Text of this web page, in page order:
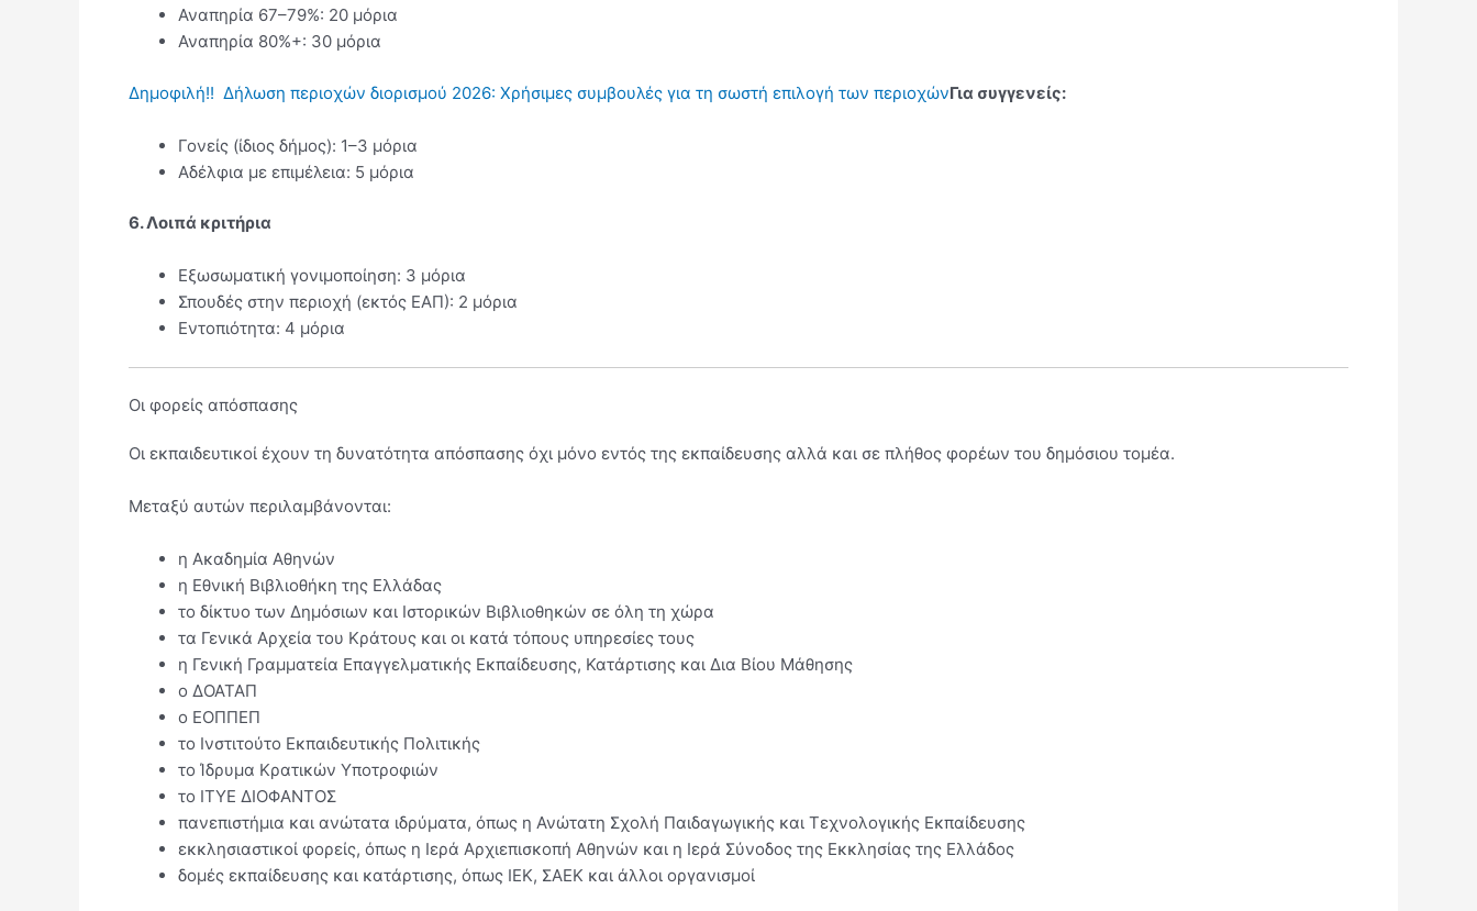
Αναπηρία 67–79%: 20 μόρια
Αναπηρία 80%+: 30 μόρια
Δημοφιλή!! Δήλωση περιοχών διορισμού 2026: Χρήσιμες συμβουλές για τη σωστή επιλογή των περιοχώνΓια συγγενείς:
Γονείς (ίδιος δήμος): 1–3 μόρια
Αδέλφια με επιμέλεια: 5 μόρια
6. Λοιπά κριτήρια
Εξωσωματική γονιμοποίηση: 3 μόρια
Σπουδές στην περιοχή (εκτός ΕΑΠ): 2 μόρια
Εντοπιότητα: 4 μόρια
Οι φορείς απόσπασης
Οι εκπαιδευτικοί έχουν τη δυνατότητα απόσπασης όχι μόνο εντός της εκπαίδευσης αλλά και σε πλήθος φορέων του δημόσιου τομέα.
Μεταξύ αυτών περιλαμβάνονται:
η Ακαδημία Αθηνών
η Εθνική Βιβλιοθήκη της Ελλάδας
το δίκτυο των Δημόσιων και Ιστορικών Βιβλιοθηκών σε όλη τη χώρα
τα Γενικά Αρχεία του Κράτους και οι κατά τόπους υπηρεσίες τους
η Γενική Γραμματεία Επαγγελματικής Εκπαίδευσης, Κατάρτισης και Δια Βίου Μάθησης
ο ΔΟΑΤΑΠ
ο ΕΟΠΠΕΠ
το Ινστιτούτο Εκπαιδευτικής Πολιτικής
το Ίδρυμα Κρατικών Υποτροφιών
το ΙΤΥΕ ΔΙΟΦΑΝΤΟΣ
πανεπιστήμια και ανώτατα ιδρύματα, όπως η Ανώτατη Σχολή Παιδαγωγικής και Τεχνολογικής Εκπαίδευσης
εκκλησιαστικοί φορείς, όπως η Ιερά Αρχιεπισκοπή Αθηνών και η Ιερά Σύνοδος της Εκκλησίας της Ελλάδος
δομές εκπαίδευσης και κατάρτισης, όπως ΙΕΚ, ΣΑΕΚ και άλλοι οργανισμοί